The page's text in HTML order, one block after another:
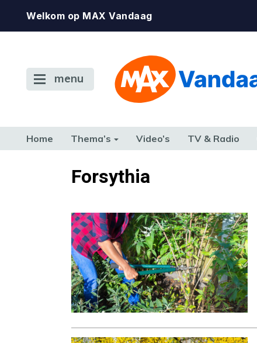
Welkom op MAX Vandaag
menu
Home Thema’s Video’s TV & Radio
TERUG NAAR TOENForsythia